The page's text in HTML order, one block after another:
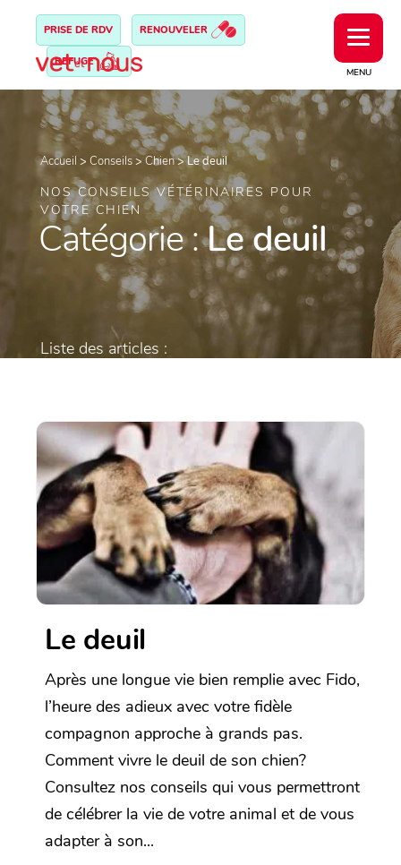
MENU
PRISE DE RDV RENOUVELER
REFUGE
Accueil > Conseils> Chien>Le deuil
NOS CONSEILS VÉTÉRINAIRES POUR
VOTRE CHIEN
Catégorie :Le deuil
Liste des articles :
Le deuil
Après une longue vie bien remplie avec Fido,
l’heure des adieux avec votre fidèle
compagnon approche à grands pas.
Comment vivre le deuil de son chien?
Consultez nos conseils qui vous permettront
de célébrer la vie de votre animal et de vous
adapter à son...